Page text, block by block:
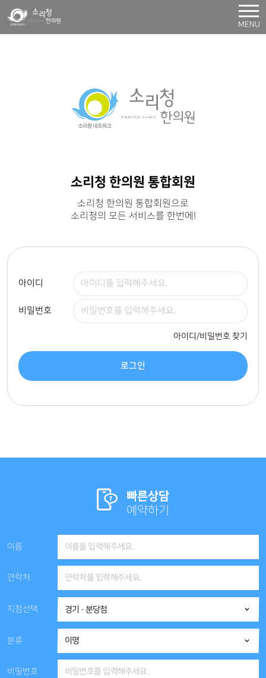
MENU
소리청 한의원 통합회원
소리청 한의원 통합회원으로
소리청의 모든 서비스를 한번에!
아이디
비밀번호
아이디/비밀번호 찾기
로그인
빠른상담
예약하기
이름
연락처
지점선택
분류
비밀번호